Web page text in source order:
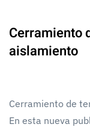
Cerramiento
aislamiento
Cerramiento de
En esta nueva